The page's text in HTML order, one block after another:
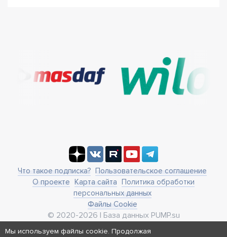
Что такое подписка?
Пользовательское соглашение
О проекте
Карта сайта
Политика обработки
персональных данных
Файлы Cookie
© 2020-2026 | База данных PUMP.su
business@pump.su
Мы используем файлы cookie. Продолжая